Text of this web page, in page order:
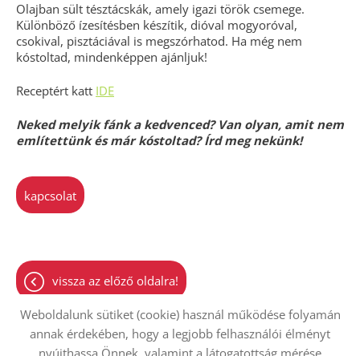
Olajban sült tésztácskák, amely igazi török csemege.
Különböző ízesítésben készítik, dióval mogyoróval,
csokival, pisztáciával is megszórhatod. Ha még nem
kóstoltad, mindenképpen ajánljuk!
Receptért katt IDE
Neked melyik fánk a kedvenced? Van olyan, amit nem
említettünk és már kóstoltad? Írd meg nekünk!
kapcsolat
vissza az előző oldalra!
Weboldalunk sütiket (cookie) használ működése folyamán
annak érdekében, hogy a legjobb felhasználói élményt
nyújthassa Önnek, valamint a látogatottság mérése